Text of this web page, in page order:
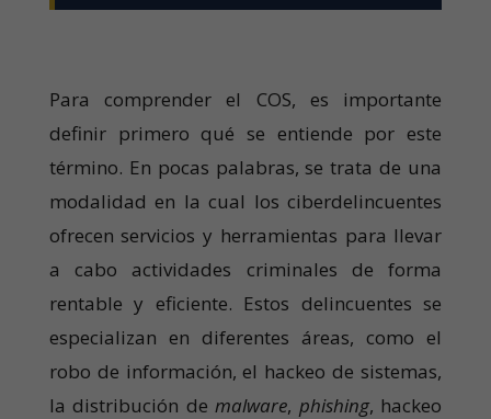
Para comprender el COS, es importante
definir primero qué se entiende por este
término. En pocas palabras, se trata de una
modalidad en la cual los ciberdelincuentes
ofrecen servicios y herramientas para llevar
a cabo actividades criminales de forma
rentable y eficiente. Estos delincuentes se
especializan en diferentes áreas, como el
robo de información, el hackeo de sistemas,
la distribución demalware, phishing, hackeo